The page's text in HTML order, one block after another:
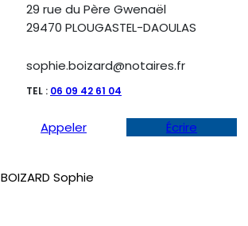
29 rue du Père Gwenaël
29470 PLOUGASTEL-DAOULAS
sophie.boizard@notaires.fr
TEL : 06 09 42 61 04
Appeler Écrire
BOIZARD Sophie